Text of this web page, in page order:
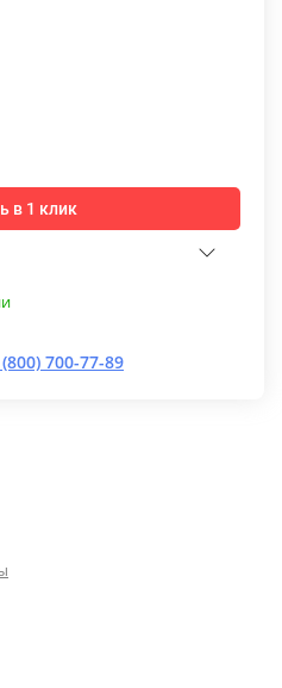
в 1 клик
700-77-89